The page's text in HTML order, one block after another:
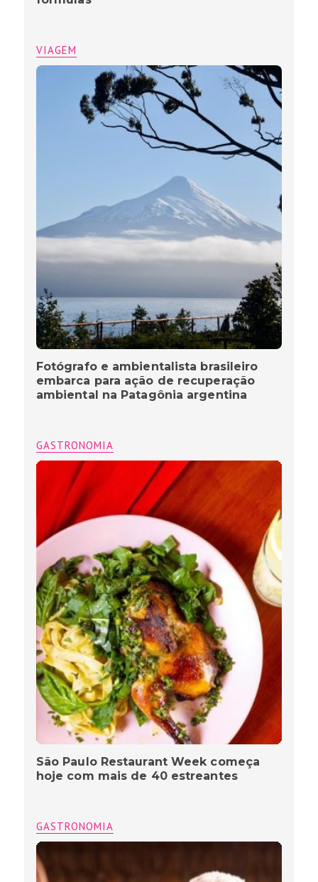
VIAGEM
Fotógrafo e ambientalista brasileiro
embarca para ação de recuperação
ambiental na Patagônia argentina
GASTRONOMIA
São Paulo Restaurant Week começa
hoje com mais de 40 estreantes
GASTRONOMIA